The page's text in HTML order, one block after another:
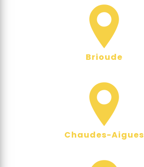
Brioude
Chaudes-Aigues